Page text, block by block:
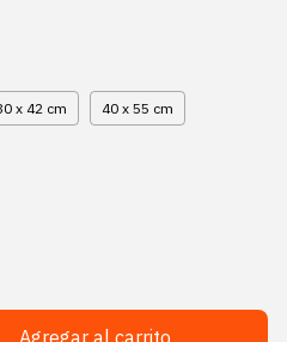
x 42 cm 40 x 55 cm